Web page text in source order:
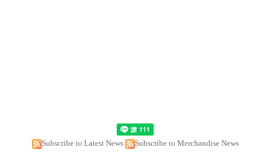
Subscribe to Latest News Subscribe to Merchandise News